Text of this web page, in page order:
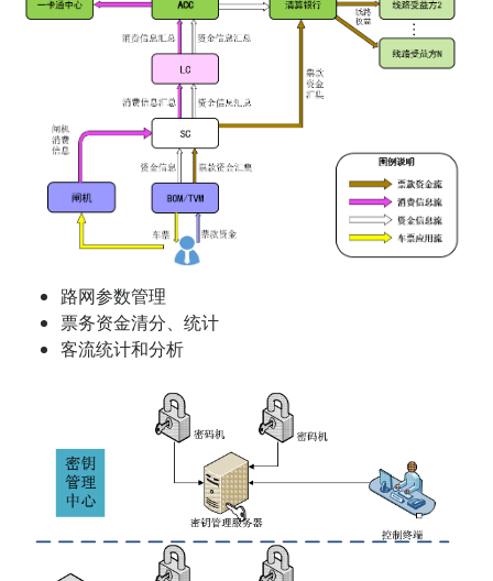
路网参数管理
票务资金清分、统计
客流统计和分析